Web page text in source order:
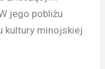
jego pobliżu
kultury minojskiej